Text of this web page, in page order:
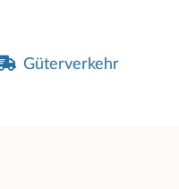
Güterverkehr